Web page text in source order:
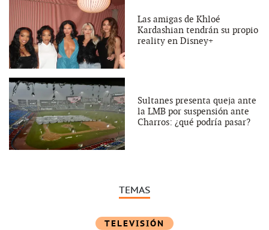
Las amigas de Khloé
Kardashian tendrán su propio
reality en Disney+
Sultanes presenta queja ante
la LMB por suspensión ante
Charros: ¿qué podría pasar?
TEMAS
TELEVISIÓN